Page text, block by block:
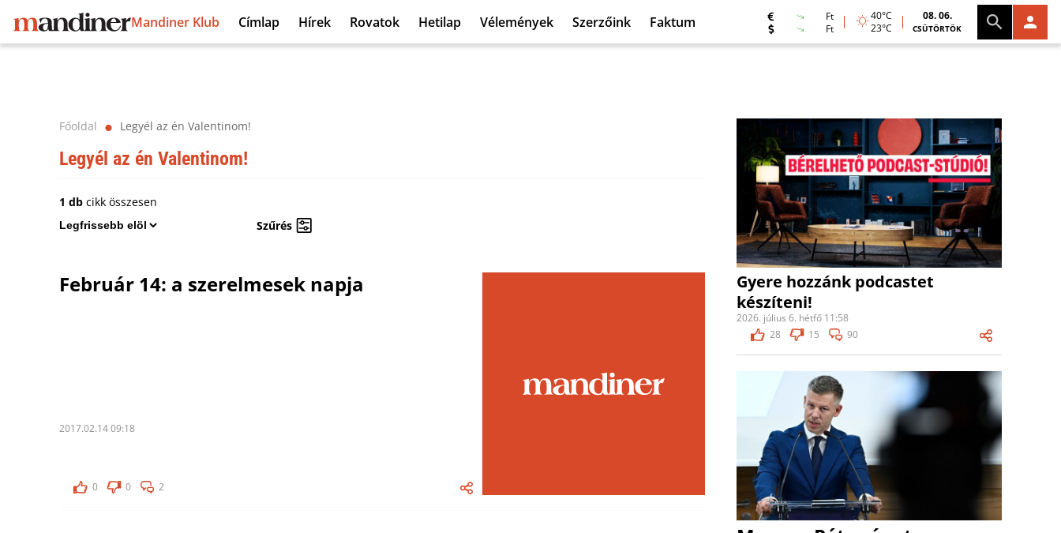
Mandiner Klub Címlap Hírek Rovatok Hetilap Vélemények Szerzőink Faktum
Ft
Ft
40°C
23°C
08. 06.
CSÜTÖRTÖK
Főoldal ⬤ Legyél az én Valentinom!
Legyél az én Valentinom!
1 db cikk összesen
Szűrés
Február 14: a szerelmesek napja
2017.02.14 09:18
0 0 2
Gyere hozzánk podcastet
készíteni!
2026. július 6. hétfő 11:58
28
15 90